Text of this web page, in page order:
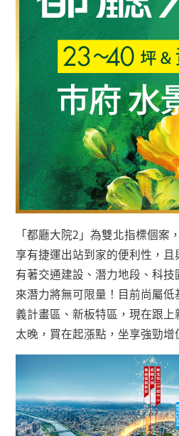
「都廳大院2 」為雙北指標個案
享有捷運出站到家的便利性，
有著交通建設、潛力地段、科
來潛力將無可限量！目前尚屬
義計畫區、新板特區，現在跟
太晚，買在起漲點，坐享強勁增